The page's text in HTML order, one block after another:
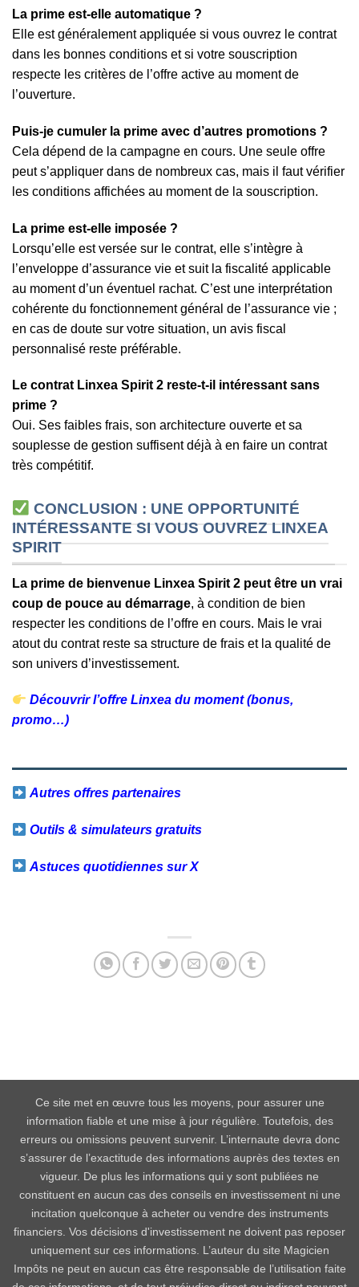
La prime est-elle automatique ?
Elle est généralement appliquée si vous ouvrez le contrat
dans les bonnes conditions et si votre souscription
respecte les critères de l’offre active au moment de
l’ouverture.
Puis-je cumuler la prime avec d’autres promotions ?
Cela dépend de la campagne en cours. Une seule offre
peut s’appliquer dans de nombreux cas, mais il faut vérifier
les conditions affichées au moment de la souscription.
La prime est-elle imposée ?
Lorsqu’elle est versée sur le contrat, elle s’intègre à
l’enveloppe d’assurance vie et suit la fiscalité applicable
au moment d’un éventuel rachat. C’est une interprétation
cohérente du fonctionnement général de l’assurance vie ;
en cas de doute sur votre situation, un avis fiscal
personnalisé reste préférable.
Le contrat Linxea Spirit 2 reste-t-il intéressant sans
prime ?
Oui. Ses faibles frais, son architecture ouverte et sa
souplesse de gestion suffisent déjà à en faire un contrat
très compétitif.
CONCLUSION : UNE OPPORTUNITÉ
INTÉRESSANTE SI VOUS OUVREZ LINXEA
SPIRIT
La prime de bienvenue Linxea Spirit 2 peut être un vrai
coup de pouce au démarrage, à condition de bien
respecter les conditions de l’offre en cours. Mais le vrai
atout du contrat reste sa structure de frais et la qualité de
son univers d’investissement.
Découvrir l’offre Linxea du moment (bonus,
promo…)
Autres offres partenaires
Outils & simulateurs gratuits
Astuces quotidiennes sur X
Ce site met en œuvre tous les moyens, pour assurer une
information fiable et une mise à jour régulière. Toutefois, des
erreurs ou omissions peuvent survenir. L’internaute devra donc
s’assurer de l’exactitude des informations auprès des textes en
vigueur. De plus les informations qui y sont publiées ne
constituent en aucun cas des conseils en investissement ni une
incitation quelconque à acheter ou vendre des instruments
financiers. Vos décisions d'investissement ne doivent pas reposer
uniquement sur ces informations. L’auteur du site Magicien
Impôts ne peut en aucun cas être responsable de l’utilisation faite